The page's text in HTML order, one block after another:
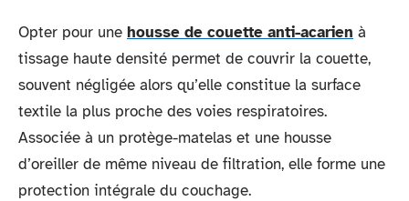
Opter pour une housse de couette anti-acarien à
tissage haute densité permet de couvrir la couette,
souvent négligée alors qu’elle constitue la surface
textile la plus proche des voies respiratoires.
Associée à un protège-matelas et une housse
d’oreiller de même niveau de filtration, elle forme une
protection intégrale du couchage.